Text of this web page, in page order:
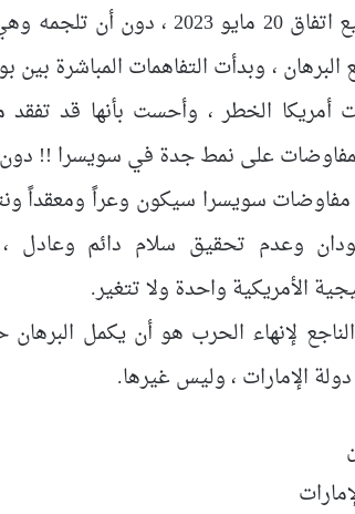
بعد توقيع اتفاق 20 مايو
البرهان ، وبدأت التفاهمات المباشرة
أمريكا الخطر ، وأحست بأنها قد
على نمط جدة في سويسرا !! دون
سويسرا سيكون وعراً ومعقداً
وعدم تحقيق سلام دائم وعادل
الأمريكية واحدة ولا تتغير.
لإنهاء الحرب هو أن يكمل
الإمارات ، وليس غيرها.